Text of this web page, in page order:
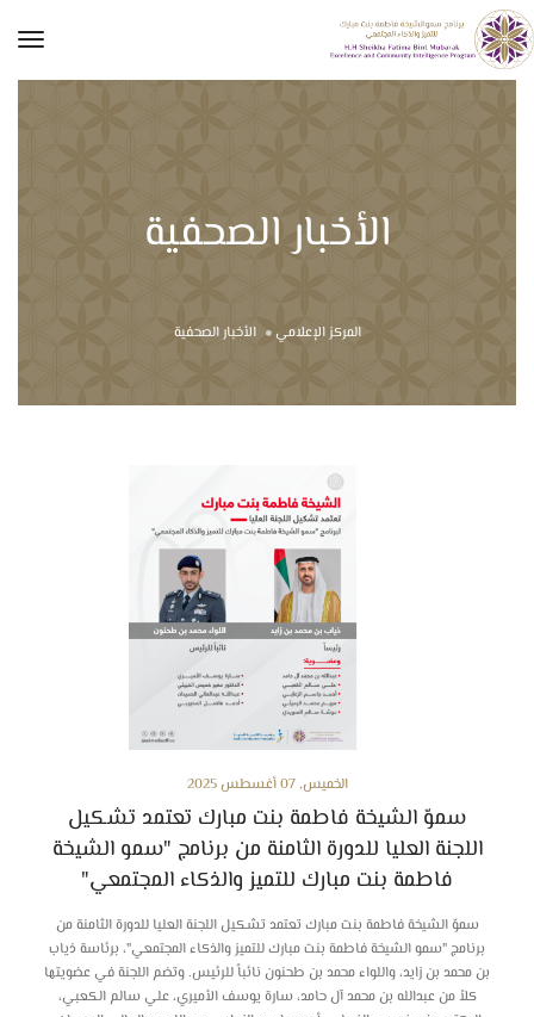
الأخبار الصحفية
المركز الإعلامي الأخبار الصحفية
الخميس, 07 أغسطس 2025
سموّ الشيخة فاطمة بنت مبارك تعتمد تشكيل
اللجنة العليا للدورة الثامنة من برنامج "سمو الشيخة
فاطمة بنت مبارك للتميز والذكاء المجتمعي"
سموّ الشيخة فاطمة بنت مبارك تعتمد تشكيل اللجنة العليا للدورة الثامنة من
برنامج "سمو الشيخة فاطمة بنت مبارك للتميز والذكاء المجتمعي"، برئاسة ذياب
بن محمد بن زايد، واللواء محمد بن طحنون نائباً للرئيس. وتضم اللجنة في عضويتها
كلاً من عبدالله بن محمد آل حامد، سارة يوسف الأميري، علي سالم الكعبي،